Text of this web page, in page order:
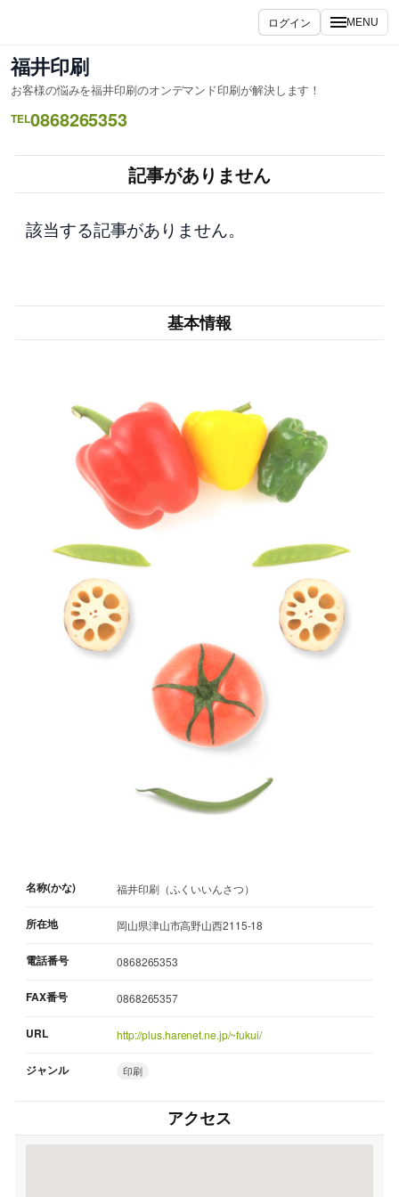
を
ス
キ
ッ
ログイン MENU
福井印刷
お客様の悩みを福井印刷のオンデマンド印刷が解決します！
TEL0868265353
記事がありません
該当する記事がありません。
基本情報
名称(かな) 福井印刷（ふくいいんさつ）
所在地 岡山県津山市高野山西2115-18
電話番号 0868265353
FAX番号 0868265357
URL http://plus.harenet.ne.jp/~fukui/
ジャンル 印刷
アクセス